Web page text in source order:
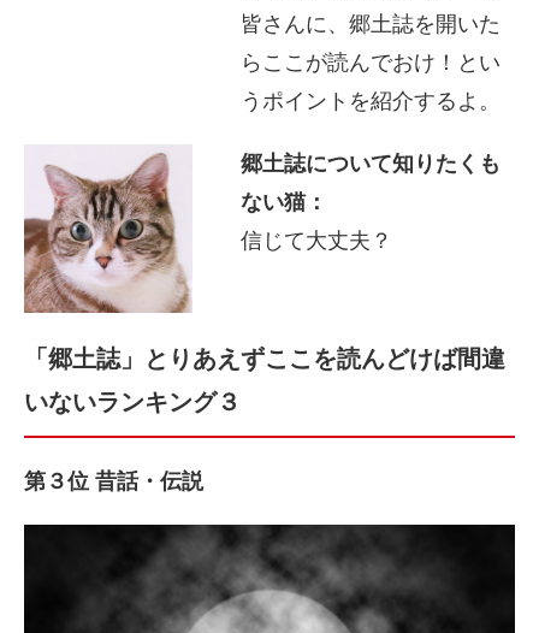
皆さんに、郷土誌を開いた
らここが読んでおけ！とい
うポイントを紹介するよ。
郷土誌について知りたくも
ない猫：
信じて大丈夫？
「郷土誌」とりあえずここを読んどけば間違
いないランキング３
第３位 昔話・伝説